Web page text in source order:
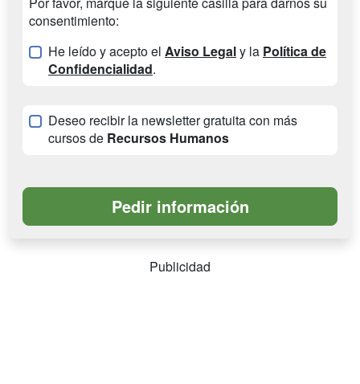
consentimiento:
He leído y acepto el Aviso Legaly la Política de
Confidencialidad.
Deseo recibir la newsletter gratuita con más
cursos de Recursos Humanos
Publicidad